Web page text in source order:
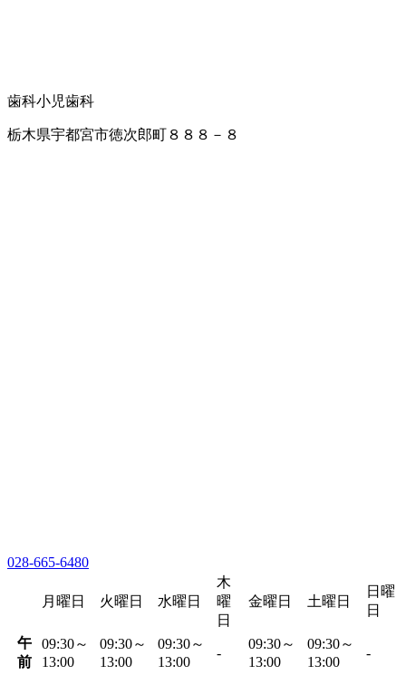
歯科小児歯科
栃木県宇都宮市徳次郎町８８８－８
028-665-6480
月曜日 火曜日 水曜日
木
曜
日
金曜日 土曜日
日曜
日
午
前
09:30～
13:00
09:30～
13:00
09:30～
13:00
-
09:30～
13:00
09:30～
13:00
-